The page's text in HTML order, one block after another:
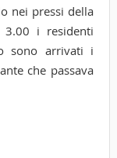
nei pressi della
3.00 i residenti
sono arrivati i
che passava